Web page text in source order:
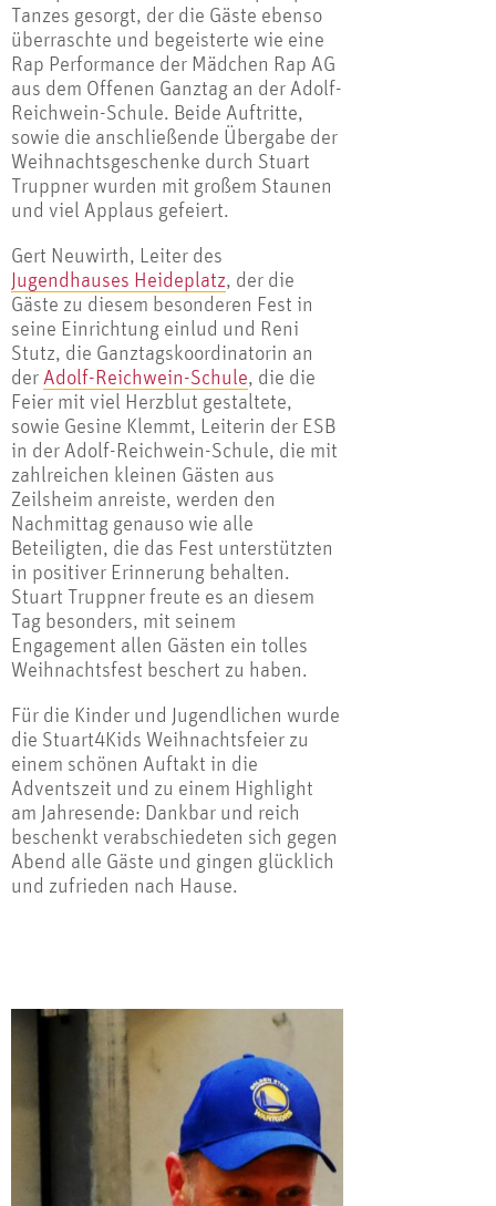
Tanzes gesorgt, der die Gäste ebenso
überraschte und begeisterte wie eine
Rap Performance der Mädchen Rap AG
aus dem Offenen Ganztag an der Adolf-
Reichwein-Schule. Beide Auftritte,
sowie die anschließende Übergabe der
Weihnachtsgeschenke durch Stuart
Truppner wurden mit großem Staunen
und viel Applaus gefeiert.
Gert Neuwirth, Leiter des
Jugendhauses Heideplatz, der die
Gäste zu diesem besonderen Fest in
seine Einrichtung einlud und Reni
Stutz, die Ganztagskoordinatorin an
der Adolf-Reichwein-Schule, die die
Feier mit viel Herzblut gestaltete,
sowie Gesine Klemmt, Leiterin der ESB
in der Adolf-Reichwein-Schule, die mit
zahlreichen kleinen Gästen aus
Zeilsheim anreiste, werden den
Nachmittag genauso wie alle
Beteiligten, die das Fest unterstützten
in positiver Erinnerung behalten.
Stuart Truppner freute es an diesem
Tag besonders, mit seinem
Engagement allen Gästen ein tolles
Weihnachtsfest beschert zu haben.
Für die Kinder und Jugendlichen wurde
die Stuart4Kids Weihnachtsfeier zu
einem schönen Auftakt in die
Adventszeit und zu einem Highlight
am Jahresende: Dankbar und reich
beschenkt verabschiedeten sich gegen
Abend alle Gäste und gingen glücklich
und zufrieden nach Hause.